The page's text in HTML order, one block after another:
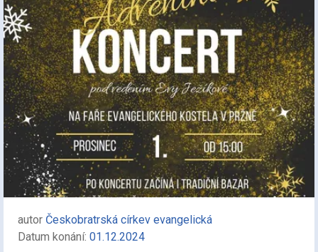
autor Českobratrská církev evangelická
Datum konání: 01.12.2024